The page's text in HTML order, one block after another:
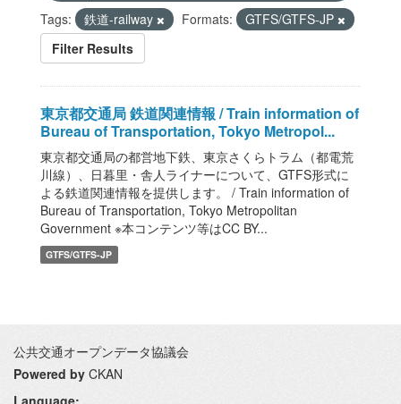
Tags:
鉄道-railway Formats:
GTFS/GTFS-JP
Filter Results
東京都交通局 鉄道関連情報 / Train information of
Bureau of Transportation, Tokyo Metropol...
東京都交通局の都営地下鉄、東京さくらトラム（都電荒
川線）、日暮里・舎人ライナーについて、GTFS形式に
よる鉄道関連情報を提供します。 / Train information of
Bureau of Transportation, Tokyo Metropolitan
Government ※本コンテンツ等はCC BY...
GTFS/GTFS-JP
公共交通オープンデータ協議会
Powered by CKAN
Language